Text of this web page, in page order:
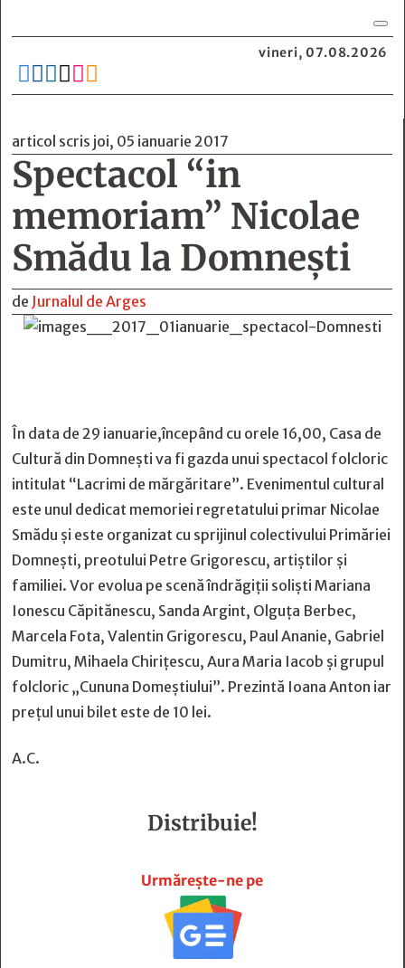
vineri, 07.08.2026
     
articol scris joi, 05 ianuarie 2017
Spectacol “in
memoriam” Nicolae
Smădu la Domnești
de Jurnalul de Arges
În data de 29 ianuarie,începând cu orele 16,00, Casa de
Cultură din Domnești va fi gazda unui spectacol folcloric
intitulat “Lacrimi de mărgăritare”. Evenimentul cultural
este unul dedicat memoriei regretatului primar Nicolae
Smădu și este organizat cu sprijinul colectivului Primăriei
Domnești, preotului Petre Grigorescu, artiștilor și
familiei. Vor evolua pe scenă îndrăgiții soliști Mariana
Ionescu Căpitănescu, Sanda Argint, Olguța Berbec,
Marcela Fota, Valentin Grigorescu, Paul Ananie, Gabriel
Dumitru, Mihaela Chirițescu, Aura Maria Iacob și grupul
folcloric „Cununa Domeștiului”. Prezintă Ioana Anton iar
prețul unui bilet este de 10 lei.
A.C.
Distribuie!
Urmărește-ne pe